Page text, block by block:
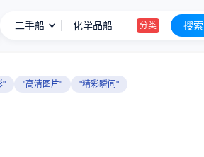
" "高清图片" "精彩瞬间"
二手船 化学品船 分类
出售2012年4000马力全回转拖轮
搜索